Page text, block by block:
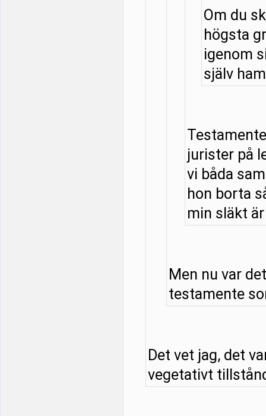
Om du
högsta
igenom
själv
jurister på
vi båda
hon borta
min släkt
Men nu var
testamente
Det vet jag, det
vegetativt